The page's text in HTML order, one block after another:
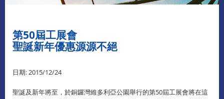
第50屆工展會
聖誕新年優惠源源不絕
日期: 2015/12/24
聖誕及新年將至，於銅鑼灣維多利亞公園舉行的第50屆工展會將在這